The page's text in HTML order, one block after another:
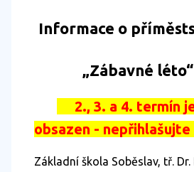
Informace o
„Zábavné léto“
2., 3. a 4. termín
obsazen - nepřihlašujte
Základní škola Soběslav, tř. Dr.